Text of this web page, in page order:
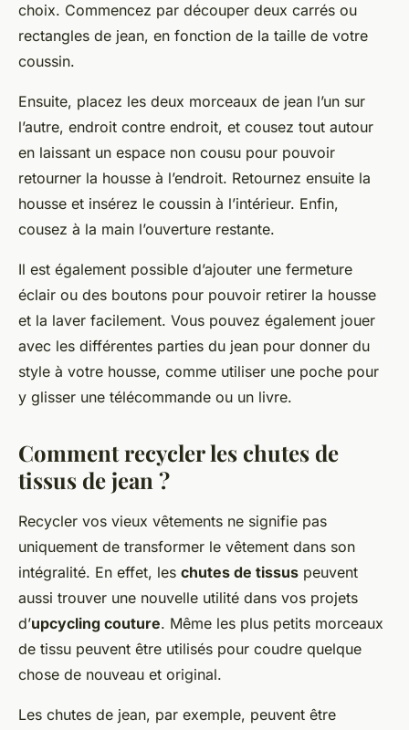
choix. Commencez par découper deux carrés ou
rectangles de jean, en fonction de la taille de votre
coussin.
Ensuite, placez les deux morceaux de jean l’un sur
l’autre, endroit contre endroit, et cousez tout autour
en laissant un espace non cousu pour pouvoir
retourner la housse à l’endroit. Retournez ensuite la
housse et insérez le coussin à l’intérieur. Enfin,
cousez à la main l’ouverture restante.
Il est également possible d’ajouter une fermeture
éclair ou des boutons pour pouvoir retirer la housse
et la laver facilement. Vous pouvez également jouer
avec les différentes parties du jean pour donner du
style à votre housse, comme utiliser une poche pour
y glisser une télécommande ou un livre.
Comment recycler les chutes de
tissus de jean ?
Recycler vos vieux vêtements ne signifie pas
uniquement de transformer le vêtement dans son
intégralité. En effet, les chutes de tissus peuvent
aussi trouver une nouvelle utilité dans vos projets
d’upcycling couture. Même les plus petits morceaux
de tissu peuvent être utilisés pour coudre quelque
chose de nouveau et original.
Les chutes de jean, par exemple, peuvent être